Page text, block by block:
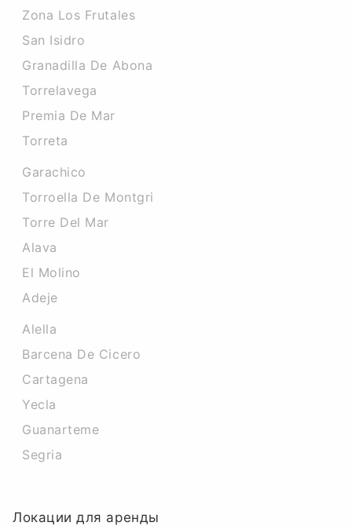
Zona Los Frutales
San Isidro
Granadilla De Abona
Torrelavega
Premia De Mar
Torreta
Garachico
Torroella De Montgri
Torre Del Mar
Alava
El Molino
Adeje
Alella
Barcena De Cicero
Cartagena
Yecla
Guanarteme
Segria
Локации для аренды